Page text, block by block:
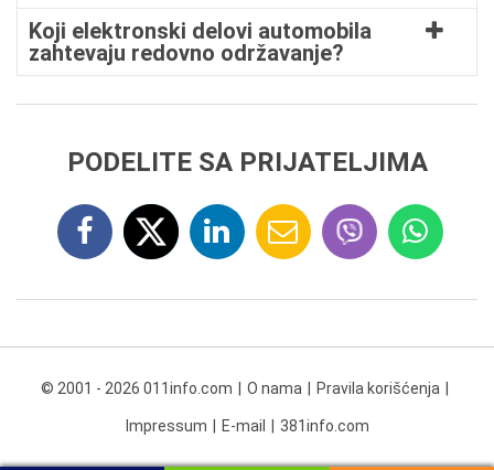
Koji elektronski delovi automobila
zahtevaju redovno održavanje?
PODELITE SA PRIJATELJIMA
© 2001 - 2026 011info.com O nama Pravila korišćenja
Impressum E-mail 381info.com